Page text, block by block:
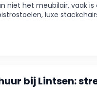
niet het meubilair, vaak
luxe
bij Lintsen: